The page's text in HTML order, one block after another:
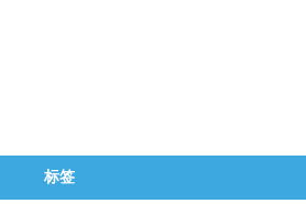
标签